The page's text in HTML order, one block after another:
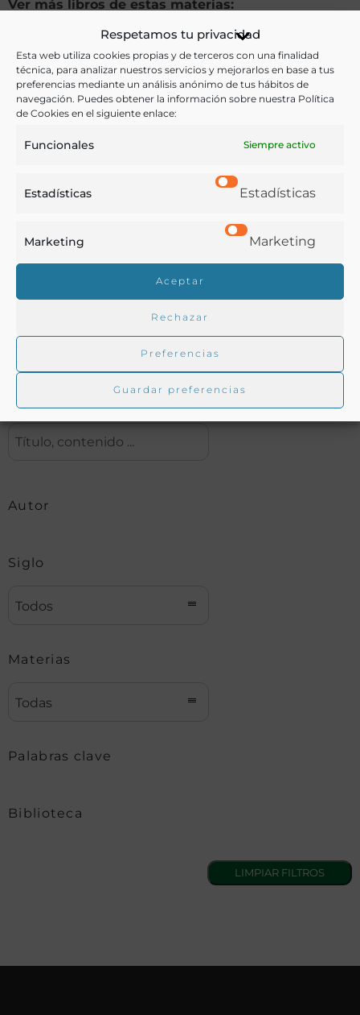
Respetamos tu privacidad
Esta web utiliza cookies propias y de terceros con una finalidad
técnica, para analizar nuestros servicios y mejorarlos en base a tus
preferencias mediante un análisis anónimo de tus hábitos de
navegación. Puedes obtener la información sobre nuestra Política
de Cookies en el siguiente enlace:
Funcionales Siempre activo
Estadísticas Estadísticas
Marketing Marketing
Aceptar
Rechazar
Preferencias
Guardar preferencias
Ver más libros de estas materias:
Enseñanza
Ver más libros con las palabras clave:
Agricultura, Escuelas,Informes
Buscar en la biblioteca
Biblioteca digital Duque de Ahumada
Autor
Siglo
Todos
Materias
Todas
Palabras clave
Biblioteca